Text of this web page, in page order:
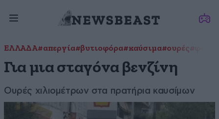
ΕΛΛΑΔΑ#απεργία#βυτιοφόρα#καύσιμα#ουρές
Για μια σταγόνα βενζίνη
Ουρές χιλιομέτρων στα πρατήρια καυσίμων